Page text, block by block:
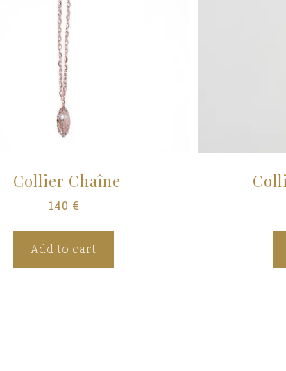
Collier Chaîne
140 €
Add to cart